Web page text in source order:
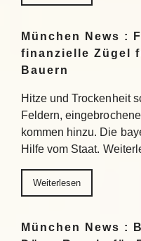
München News :
finanzielle Zügel
Bauern
Hitze und Trockenheit
Feldern,
kommen hinzu. Die
Hilfe vom Staat.
Weiterlesen
München News :